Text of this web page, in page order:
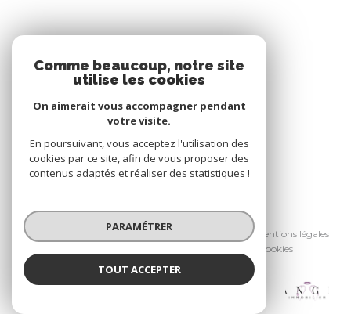
Ange Immobilier
Nous adhérons
© 2026 | Tous droits réservés
Nos honoraires
Nos partenaires
Mentions légales
Cookies
Comme beaucoup, notre site
utilise les cookies
On aimerait vous accompagner pendant
votre visite.
En poursuivant, vous acceptez l'utilisation des
cookies par ce site, afin de vous proposer des
contenus adaptés et réaliser des statistiques !
PARAMÉTRER
TOUT ACCEPTER